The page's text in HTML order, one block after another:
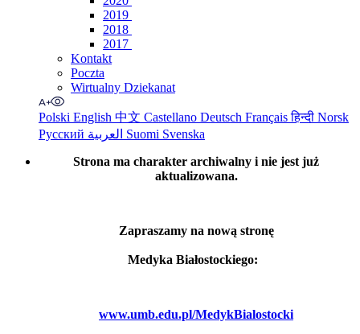
2019
2018
2017
Kontakt
Poczta
Wirtualny Dziekanat
Polski English 中文 Castellano Deutsch Françaisहिन्दी Norsk
Русский
Suomi Svenska
Strona ma charakter archiwalny i nie jest już
aktualizowana.
Zapraszamy na nową stronę
Medyka Białostockiego:
www.umb.edu.pl/MedykBialostocki